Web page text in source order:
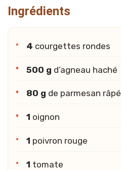
Ingrédients
4 courgettes rondes
500 g d’agneau haché
80 g de parmesan râpé
1 oignon
1 poivron rouge
1 tomate